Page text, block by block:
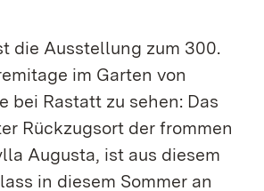
die Ausstellung zum 300.
im Garten von
bei Rastatt zu sehen: Das
Rückzugsort der frommen
Augusta, ist aus diesem
in diesem Sommer an